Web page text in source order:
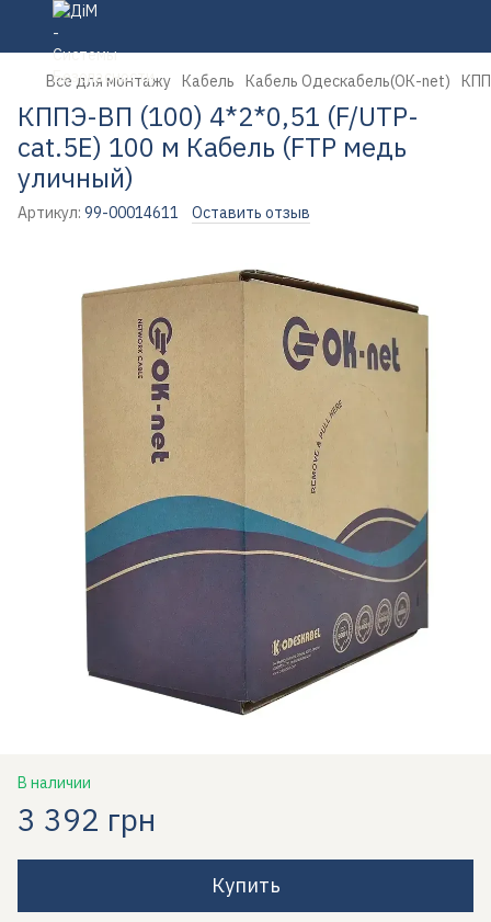
Все для монтажу Кабель Кабель Одескабель(ОК-net)
КППЭ-ВП (100) 4*2*0,51 (F/UTP-
cat.5E) 100 м Кабель (FTP медь
уличный)
Артикул: 99-00014611 Оставить отзыв
В наличии
3 392 грн
Купить